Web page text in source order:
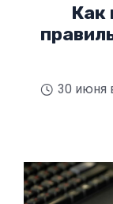
Как
30 июня